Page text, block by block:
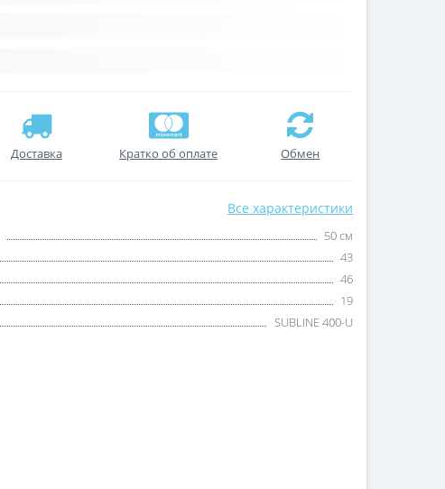
Доставка Кратко об оплате Обмен
Все характеристики
50 см
43
46
19
SUBLINE 400-U